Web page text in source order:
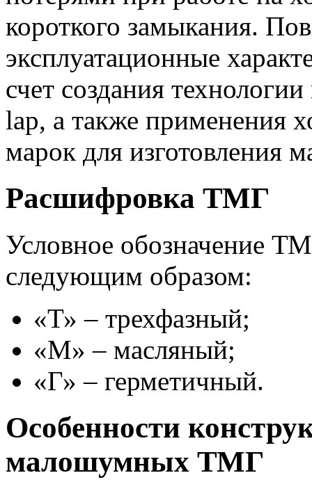
короткого замыкания.
эксплуатационные
счет создания
lap, а также применения
марок для изготовления
Расшифровка ТМГ
Условное обозначение
следующим образом:
«Т» – трехфазный;
«М» – масляный;
«Г» – герметичный.
Особенности
малошумных ТМГ